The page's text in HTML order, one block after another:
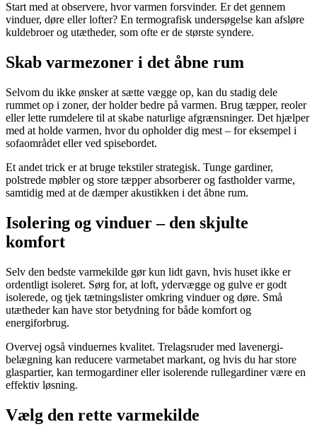
Start med at observere, hvor varmen forsvinder. Er det gennem
vinduer, døre eller lofter? En termografisk undersøgelse kan afsløre
kuldebroer og utætheder, som ofte er de største syndere.
Skab varmezoner i det åbne rum
Selvom du ikke ønsker at sætte vægge op, kan du stadig dele
rummet op i zoner, der holder bedre på varmen. Brug tæpper, reoler
eller lette rumdelere til at skabe naturlige afgrænsninger. Det hjælper
med at holde varmen, hvor du opholder dig mest – for eksempel i
sofaområdet eller ved spisebordet.
Et andet trick er at bruge tekstiler strategisk. Tunge gardiner,
polstrede møbler og store tæpper absorberer og fastholder varme,
samtidig med at de dæmper akustikken i det åbne rum.
Isolering og vinduer – den skjulte
komfort
Selv den bedste varmekilde gør kun lidt gavn, hvis huset ikke er
ordentligt isoleret. Sørg for, at loft, ydervægge og gulve er godt
isolerede, og tjek tætningslister omkring vinduer og døre. Små
utætheder kan have stor betydning for både komfort og
energiforbrug.
Overvej også vinduernes kvalitet. Trelagsruder med lavenergi-
belægning kan reducere varmetabet markant, og hvis du har store
glaspartier, kan termogardiner eller isolerende rullegardiner være en
effektiv løsning.
Vælg den rette varmekilde